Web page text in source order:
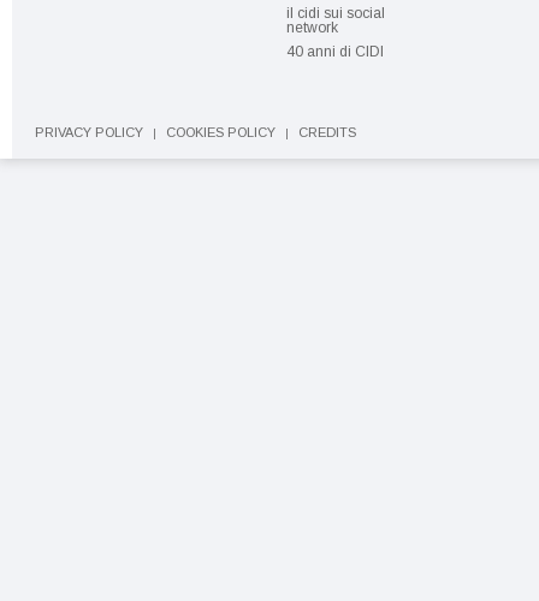
il cidi sui social
network
40 anni di CIDI
PRIVACY POLICY COOKIES POLICY CREDITS